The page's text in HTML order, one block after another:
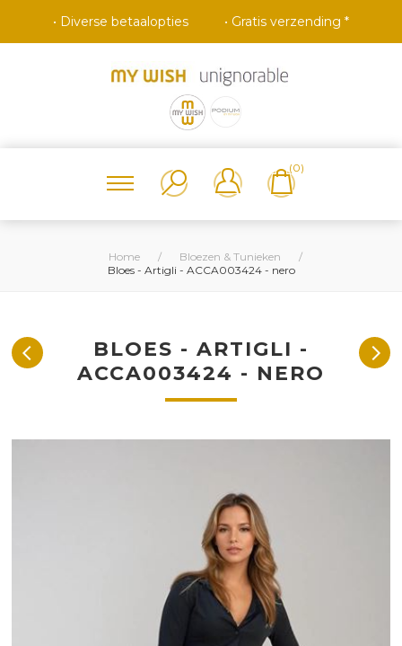
• Diverse betaalopties • Gratis verzending *
(0)
Home / Bloezen & Tunieken
/
Bloes - Artigli - ACCA003424 - nero
BLOES - ARTIGLI -
ACCA003424 - NERO